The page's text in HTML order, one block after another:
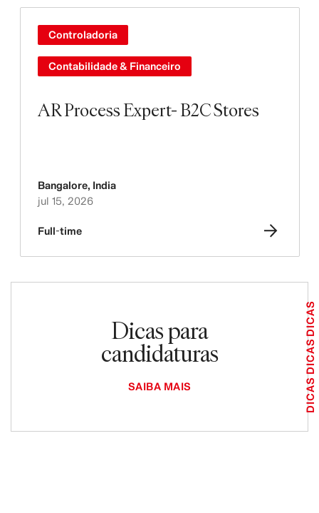
AR Process Expert- B2C Stores
Controladoria
Contabilidade & Financeiro
Bangalore, India
jul 15, 2026
Full-time
Dicas para
candidaturas
SAIBA MAIS DICAS
DICAS
DICAS